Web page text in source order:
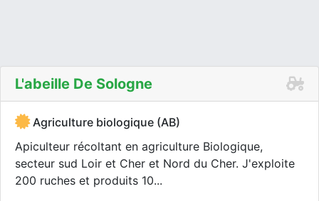
L'abeille De Sologne
Agriculture biologique (AB)
Apiculteur récoltant en agriculture Biologique,
secteur sud Loir et Cher et Nord du Cher. J'exploite
200 ruches et produits 10...